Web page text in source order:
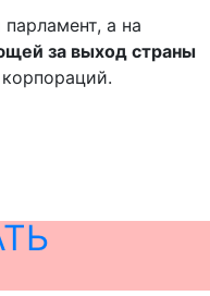
а на
за выход страны